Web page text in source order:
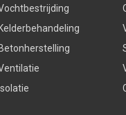
Kelderbehandeling
Betonherstelling
Isolatie